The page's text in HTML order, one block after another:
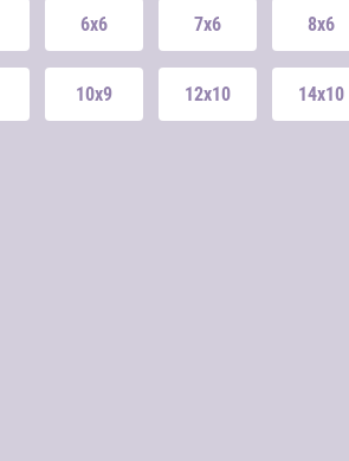
6x6 7x6 8x6
10x9 12x10 14x10